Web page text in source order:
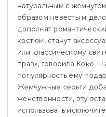
натуральным с
образом невесты и
дополнят
костюм, станут
или классическому
прав», говорила Коко
популярность ему
Жемчужные серьги
женственности, эту
использовать